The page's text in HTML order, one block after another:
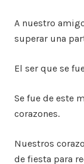
A nuestro
superar una
El ser que se
Se fue de este
corazones.
Nuestros
de fiesta para